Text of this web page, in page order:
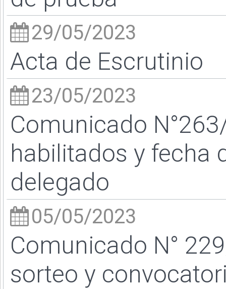
29/05/2023
Acta de Escrutinio
23/05/2023
Comunicado
habilitados y fecha
delegado
05/05/2023
Comunicado N°
sorteo y